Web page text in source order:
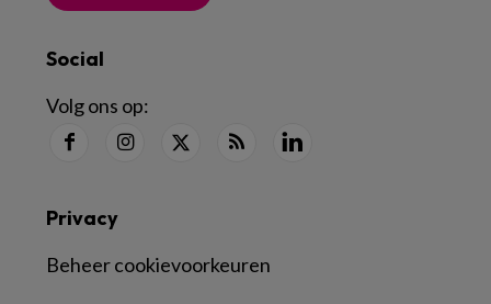
Social
Volg ons op:
Privacy
Beheer cookievoorkeuren